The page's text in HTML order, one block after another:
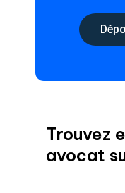
Trouvez
avocat